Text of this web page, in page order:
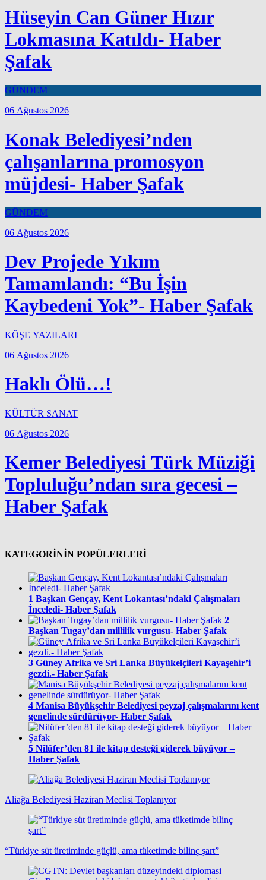
Hüseyin Can Güner Hızır
Lokmasına Katıldı- Haber
Şafak
GÜNDEM
06 Ağustos 2026
Konak Belediyesi’nden
çalışanlarına promosyon
müjdesi- Haber Şafak
GÜNDEM
06 Ağustos 2026
Dev Projede Yıkım
Tamamlandı: “Bu İşin
Kaybedeni Yok”- Haber Şafak
KÖŞE YAZILARI
06 Ağustos 2026
Haklı Ölü…!
KÜLTÜR SANAT
06 Ağustos 2026
Kemer Belediyesi Türk Müziği
Topluluğu’ndan sıra gecesi –
Haber Şafak
KATEGORİNİN POPÜLERLERİ
1 Başkan Gençay, Kent Lokantası’ndaki Çalışmaları
İnceledi- Haber Şafak
2
Başkan Tugay’dan millilik vurgusu- Haber Şafak
3 Güney Afrika ve Sri Lanka Büyükelçileri Kayaşehir’i
gezdi.- Haber Şafak
4 Manisa Büyükşehir Belediyesi peyzaj çalışmalarını kent
genelinde sürdürüyor- Haber Şafak
5 Nilüfer’den 81 ile kitap desteği giderek büyüyor –
Haber Şafak
Aliağa Belediyesi Haziran Meclisi Toplanıyor
“Türkiye süt üretiminde güçlü, ama tüketimde bilinç şart”